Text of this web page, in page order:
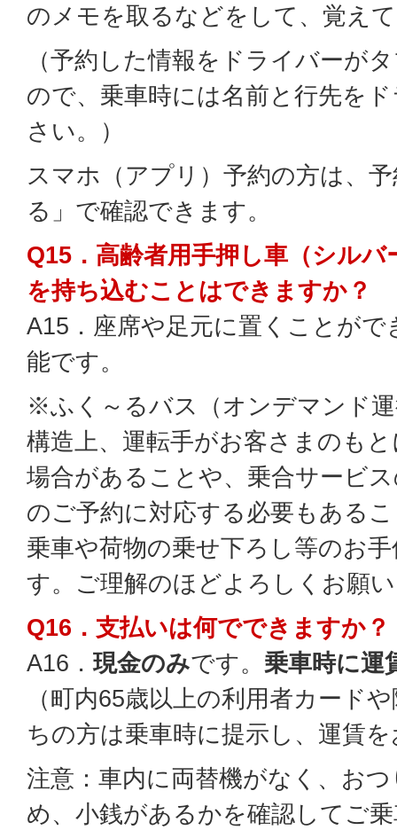
のメモを取るなどをして、覚え
（予約した情報をドライバーが
ので、乗車時には名前と行先を
さい。）
スマホ（アプリ）予約の方は、
る」で確認できます。
Q15．高齢者用手押し車（シル
を持ち込むことはできますか？
A15．座席や足元に置くことが
能です。
※ふく～るバス（オンデマンド
構造上、運転手がお客さまのも
場合があることや、乗合サービ
のご予約に対応する必要もある
乗車や荷物の乗せ下ろし等のお
す。ご理解のほどよろしくお願
Q16．支払いは何でできますか？
A16．現金のみです。 乗車時に運
（町内65歳以上の利用者カード
ちの方は乗車時に提示し、運賃
注意：車内に両替機がなく、お
め、小銭があるかを確認してご